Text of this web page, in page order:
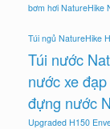
bơm hơi NatureHike
Túi ngủ NatureHike
Túi nước
nước xe
đựng nước
Upgraded H150